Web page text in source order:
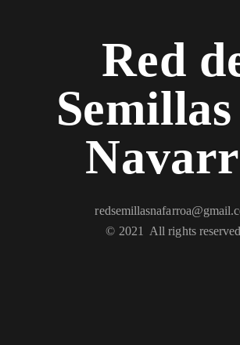
Red
© 2021 All rights